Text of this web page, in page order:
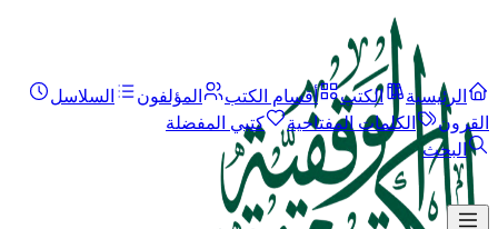
الرئيسية الكتب أقسام الكتب المؤلفون
السلاسل
القرون
الكلمات المفتاحية
كتبي المفضلة
البحث